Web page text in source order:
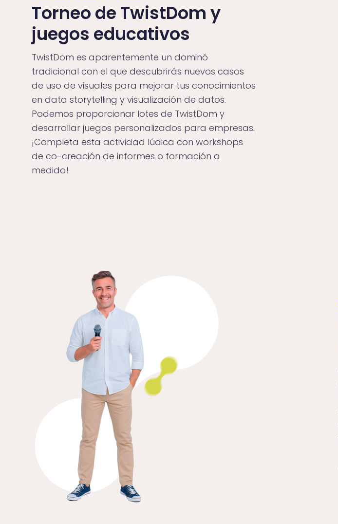
Torneo de TwistDom y
juegos educativos
TwistDom es aparentemente un dominó
tradicional con el que descubrirás nuevos casos
de uso de visuales para mejorar tus conocimientos
en data storytelling y visualización de datos.
Podemos proporcionar lotes de TwistDom y
desarrollar juegos personalizados para empresas.
¡Completa esta actividad lúdica con workshops
de co-creación de informes o formación a
medida!